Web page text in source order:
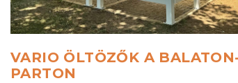
VARIO ÖLTÖZŐK A
PARTON